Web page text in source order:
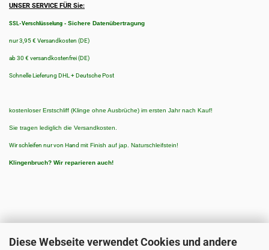
Diese Webseite verwendet Cookies und andere
UNSER SERVICE FÜR Sie:
SSL-Verschlüsselung - Sichere Datenübertragung
nur 3,95 € Versandkosten (DE)
ab 30 € versandkostenfrei (DE)
Schnelle Lieferung DHL + Deutsche Post
kostenloser Erstschliff (Klinge ohne Ausbrüche) im ersten Jahr nach Kauf!
Sie tragen lediglich die Versandkosten.
Wir schleifen nur von Hand mit Finish auf jap. Naturschleifstein!
Klingenbruch? Wir reparieren auch!